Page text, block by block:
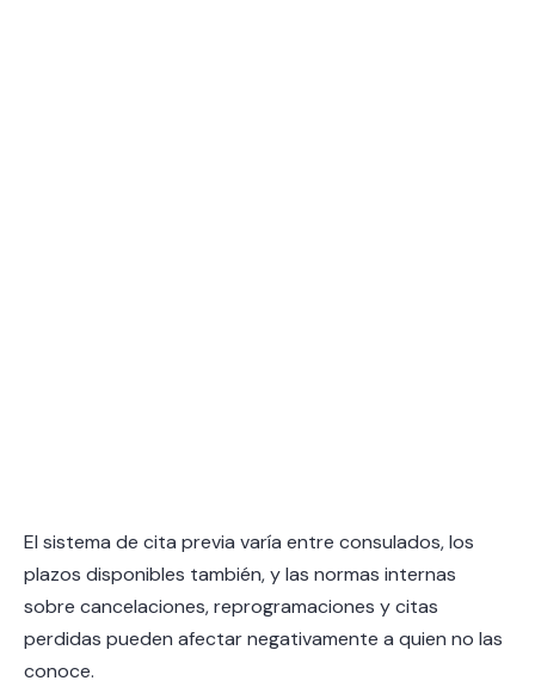
El sistema de cita previa varía entre consulados, los
plazos disponibles también, y las normas internas
sobre cancelaciones, reprogramaciones y citas
perdidas pueden afectar negativamente a quien no las
conoce.